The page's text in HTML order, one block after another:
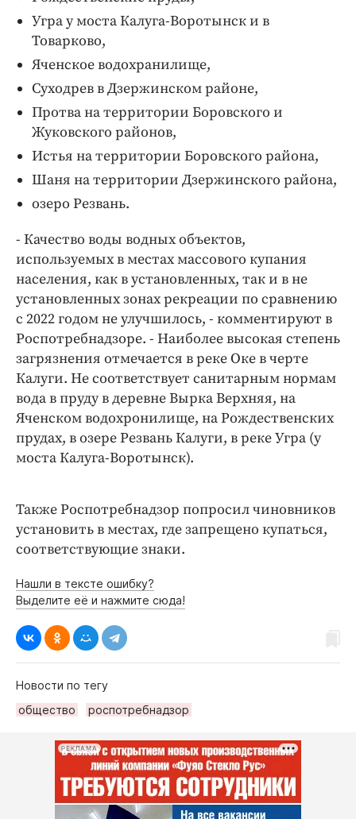
Угра у моста Калуга-Воротынск и в
Товарково,
Яченское водохранилище,
Суходрев в Дзержинском районе,
Протва на территории Боровского и
Жуковского районов,
Истья на территории Боровского района,
Шаня на территории Дзержинского района,
озеро Резвань.
- Качество воды водных объектов,
используемых в местах массового купания
населения, как в установленных, так и в не
установленных зонах рекреации по сравнению
с 2022 годом не улучшилось, - комментируют в
Роспотребнадзоре. - Наиболее высокая степень
загрязнения отмечается в реке Оке в черте
Калуги. Не соответствует санитарным нормам
вода в пруду в деревне Вырка Верхняя, на
Яченском водохронилище, на Рождественских
прудах, в озере Резвань Калуги, в реке Угра (у
моста Калуга-Воротынск).
Также Роспотребнадзор попросил чиновников
установить в местах, где запрещено купаться,
соответствующие знаки.
Нашли в тексте ошибку?
Выделите её и нажмите сюда!
Новости по тегу
общество
роспотребнадзор
РЕКЛАМА